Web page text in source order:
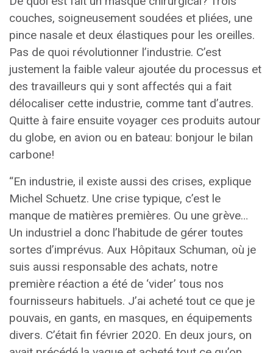
couches, soigneusement soudées et pliées, une
pince nasale et deux élastiques pour les oreilles.
Pas de quoi révolutionner l’industrie. C’est
justement la faible valeur ajoutée du processus et
des travailleurs qui y sont affectés qui a fait
délocaliser cette industrie, comme tant d’autres.
Quitte à faire ensuite voyager ces produits autour
du globe, en avion ou en bateau: bonjour le bilan
carbone!
“En industrie, il existe aussi des crises, explique
Michel Schuetz. Une crise typique, c’est le
manque de matières premières. Ou une grève…
Un industriel a donc l’habitude de gérer toutes
sortes d’imprévus. Aux Hôpitaux Schuman, où je
suis aussi responsable des achats, notre
première réaction a été de ‘vider’ tous nos
fournisseurs habituels. J’ai acheté tout ce que je
pouvais, en gants, en masques, en équipements
divers. C’était fin février 2020. En deux jours, on